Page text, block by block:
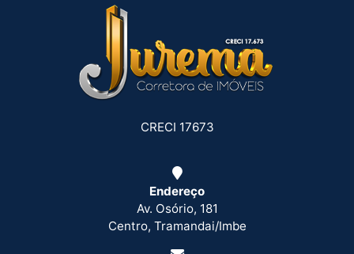
CRECI 17673
Endereço
Av. Osório, 181
Centro, Tramandai/Imbe